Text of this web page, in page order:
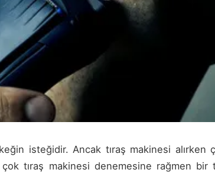
isteğidir. Ancak tıraş makinesi alırken
çok tıraş makinesi denemesine rağmen bir